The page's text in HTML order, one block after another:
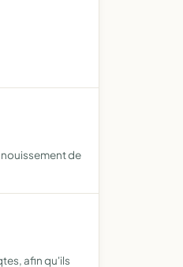
de
afin qu'ils